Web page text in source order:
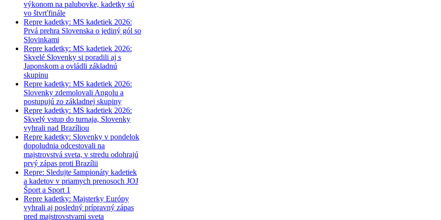
výkonom na palubovke, kadetky sú
vo štvrťfinále
Repre kadetky: MS kadetiek 2026:
Prvá prehra Slovenska o jediný gól so
Slovinkami
Repre kadetky: MS kadetiek 2026:
Skvelé Slovenky si poradili aj s
Japonskom a ovládli základnú
skupinu
Repre kadetky: MS kadetiek 2026:
Slovenky zdemolovali Angolu a
postupujú zo základnej skupiny
Repre kadetky: MS kadetiek 2026:
Skvelý vstup do turnaja, Slovenky
vyhrali nad Brazíliou
Repre kadetky: Slovenky v pondelok
dopoludnia odcestovali na
majstrovstvá sveta, v stredu odohrajú
prvý zápas proti Brazílii
Repre: Sledujte šampionáty kadetiek
a kadetov v priamych prenosoch JOJ
Šport a Sport 1
Repre kadetky: Majsterky Európy
vyhrali aj posledný prípravný zápas
pred majstrovstvami sveta